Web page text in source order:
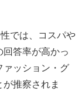
では、コスパや
答率が高かっ
ァッション・グ
推察されま